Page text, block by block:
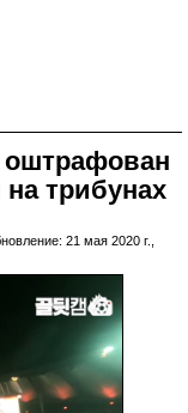
на трибунах
21 мая 2020 г.,